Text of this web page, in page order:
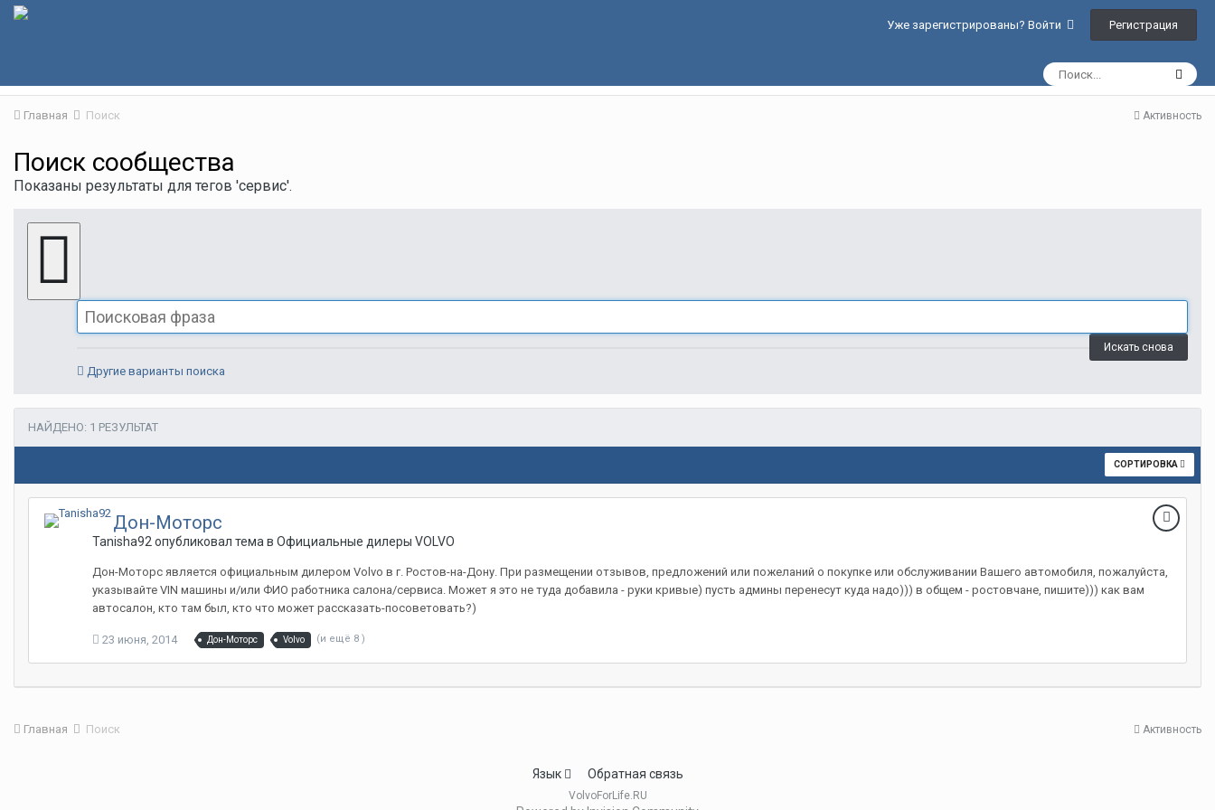
Уже зарегистрированы? Войти Регистрация
Активность
Главная Поиск
Поиск сообщества
Показаны результаты для тегов 'сервис'.
Искать снова
Другие варианты поиска
НАЙДЕНО: 1 РЕЗУЛЬТАТ
СОРТИРОВКА
Дон-Моторс
Tanisha92 опубликовал тема в Официальные дилеры VOLVO
Дон-Моторс является официальным дилером Volvo в г. Ростов-на-Дону. При размещении отзывов, предложений или пожеланий о покупке или обслуживании Вашего автомобиля, пожалуйста,
указывайте VIN машины и/или ФИО работника салона/сервиса. Может я это не туда добавила - руки кривые) пусть админы перенесут куда надо))) в общем - ростовчане, пишите))) как вам
автосалон, кто там был, кто что может рассказать-посоветовать?)
23 июня, 2014 Дон-Моторс Volvo (и ещё 8 )
Активность
Главная Поиск
Язык Обратная связь
VolvoForLife.RU